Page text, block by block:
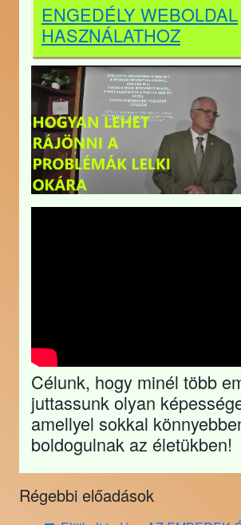
ENGEDÉLY WEBOLDAL
HASZNÁLATHOZ
Célunk, hogy minél több
juttassunk olyan
amellyel sokkal
boldogulnak az életükben!
Régebbi előadások